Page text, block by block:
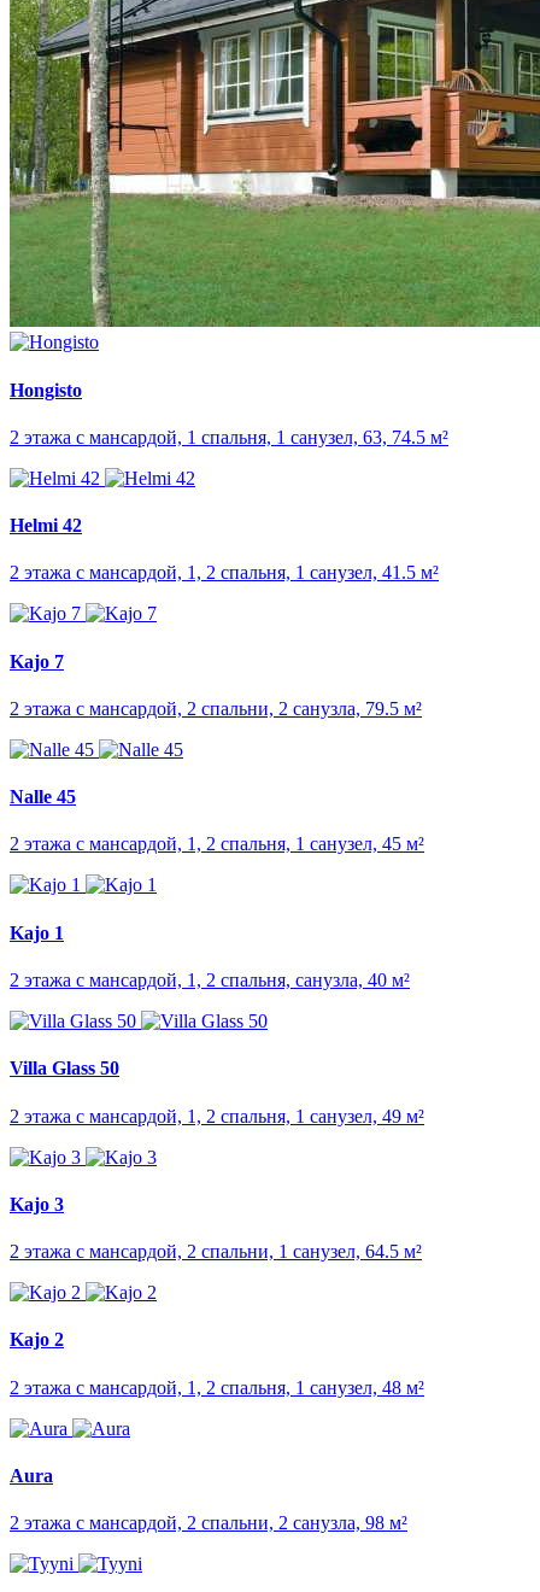
Hongisto
2 этажа с мансардой, 1 спальня, 1 санузел, 63, 74.5 м²
Helmi 42
2 этажа с мансардой, 1, 2 спальня, 1 санузел, 41.5 м²
Kajo 7
2 этажа с мансардой, 2 спальни, 2 санузла, 79.5 м²
Nalle 45
2 этажа с мансардой, 1, 2 спальня, 1 санузел, 45 м²
Kajo 1
2 этажа с мансардой, 1, 2 спальня, санузла, 40 м²
Villa Glass 50
2 этажа с мансардой, 1, 2 спальня, 1 санузел, 49 м²
Kajo 3
2 этажа с мансардой, 2 спальни, 1 санузел, 64.5 м²
Kajo 2
2 этажа с мансардой, 1, 2 спальня, 1 санузел, 48 м²
Aura
2 этажа с мансардой, 2 спальни, 2 санузла, 98 м²